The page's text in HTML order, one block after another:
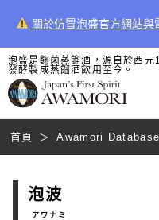
關於仿冒泡盛官方網站與
泡盛是麴菌蒸餾酒，源自於西
發酵製成蒸餾酒飲用至今。
首頁 Awamori Database
泡波
アワナミ